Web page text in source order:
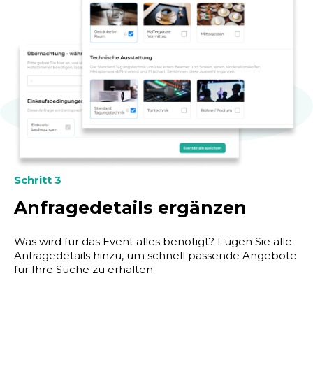
Schritt 3
Anfragedetails ergänzen
Was wird für das Event alles benötigt? Fügen Sie alle
Anfragedetails hinzu, um schnell passende Angebote
für Ihre Suche zu erhalten.